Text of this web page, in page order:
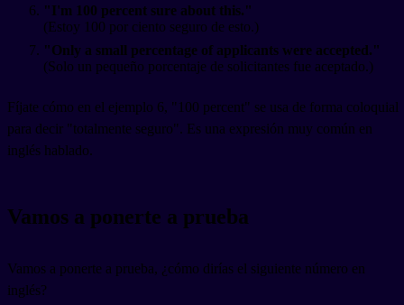
"I'm 100 percent sure about this."
(Estoy 100 por ciento seguro de esto.)
"Only a small percentage of applicants were accepted."
(Solo un pequeño porcentaje de solicitantes fue aceptado.)
Fíjate cómo en el ejemplo 6, "100 percent" se usa de forma coloquial
para decir "totalmente seguro". Es una expresión muy común en
inglés hablado.
Vamos a ponerte a prueba
Vamos a ponerte a prueba, ¿cómo dirías el siguiente número en
inglés?